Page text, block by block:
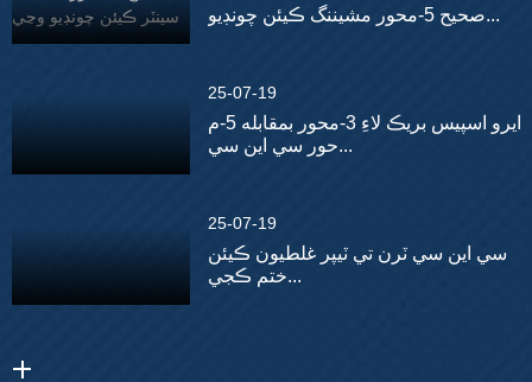
صحيح 5-محور مشيننگ ڪيئن چونڊيو...
25-07-19
ايرو اسپيس بريڪ لاءِ 3-محور بمقابله 5-م
حور سي اين سي...
25-07-19
سي اين سي ٽرن تي ٽيپر غلطيون ڪيئن
ختم ڪجي...